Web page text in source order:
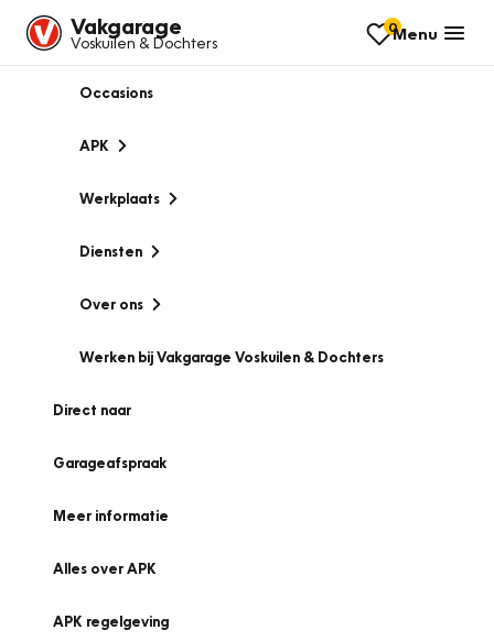
Vakgarage
Voskuilen & Dochters
0Menu
Occasions
APK
Werkplaats
Diensten
Over ons
Werken bij Vakgarage Voskuilen & Dochters
Direct naar
Garageafspraak
Meer informatie
Alles over APK
APK regelgeving